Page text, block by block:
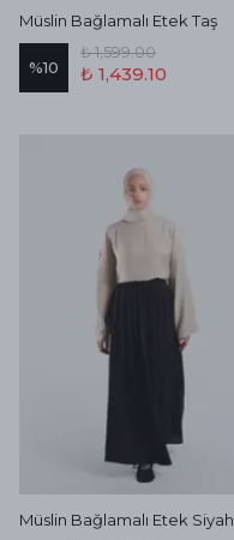
Müslin Bağlamalı Etek Taş
%10
₺ 1,599.00
₺ 1,439.10
Müslin Bağlamalı Etek Siyah